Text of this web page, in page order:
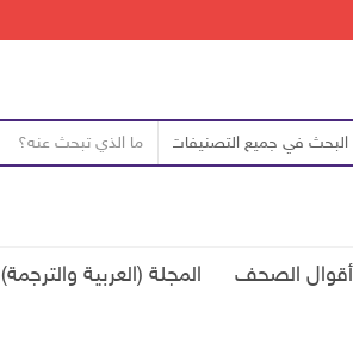
ص
ح
أقوال الصحف المجلة (العربية والترجمة)